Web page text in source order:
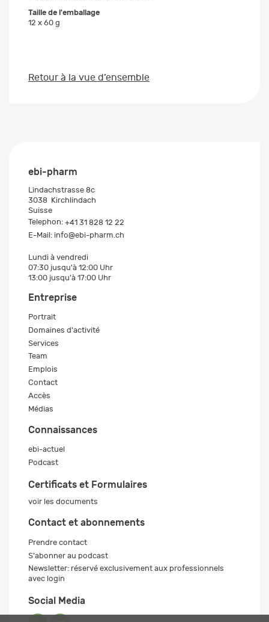
Taille de l'emballage
12 x 60 g
Retour à la vue d’ensemble
ebi-pharm
Lindachstrasse 8c
3038 Kirchlindach
Suisse
Telephon: +41 31 828 12 22
E-Mail: info@ebi-pharm.ch
Lundi à vendredi
07:30 jusqu'à 12:00 Uhr
13:00 jusqu'à 17:00 Uhr
Entreprise
Portrait
Domaines d'activité
Services
Team
Emplois
Contact
Accès
Médias
Connaissances
ebi-actuel
Podcast
Certificats et Formulaires
voir les documents
Contact et abonnements
Prendre contact
S'abonner au podcast
Newsletter: réservé exclusivement aux professionnels
avec login
Social Media